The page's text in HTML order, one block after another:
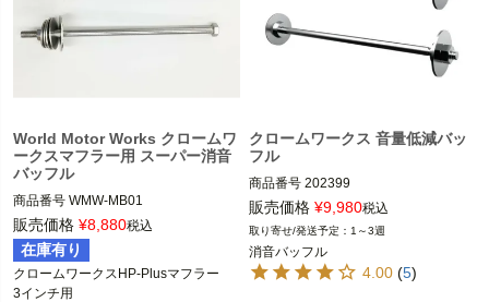
World Motor Works クロームワ
ークスマフラー用 スーパー消音
バッフル
商品番号 WMW-MB01
クロームワークスの3インチ・スリッ
プオンマフラー（スポーツスター、ダ
イナ、ソフテイル）
販売価格 ¥8,880税込
在庫有り
クロームワークスHP-Plusマフラー
3インチ用
クロームワークス 音量低減バッ
フル
商品番号 202399
メーカー型番：202399,D型番：1861-
0806
3インチ HP-Plusマフラー
販売価格 ¥9,980税込
1～3週
消音バッフル
4.00 (5)